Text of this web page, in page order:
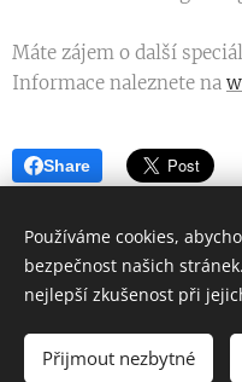
Máte zájem o další
Informace naleznete na
Share
Všechna
Vytvořeno
Používáme cookies,
bezpečnost našich
nejlepší zkušenost při
Přijmout nezbytné